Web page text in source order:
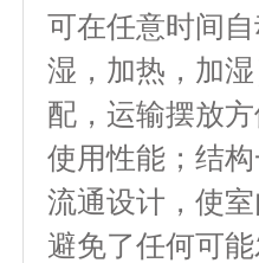
可在任意时间自动
湿，加热，
配，运输摆放
使用性能；
流通设计，使室
避免了任何可能